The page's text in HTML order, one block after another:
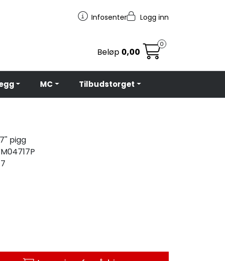
Infosenter Logg inn
Beløp 0,00
0
MC Tilbudstorget
pigg